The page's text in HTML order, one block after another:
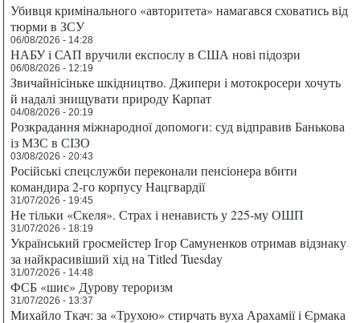
Убивця кримінального «авторитета» намагався сховатись від
тюрми в ЗСУ
06/08/2026 - 14:28
НАБУ і САП вручили експослу в США нові підозри
06/08/2026 - 12:19
Звичайнісіньке шкідництво. Джипери і мотокросери хочуть
й надалі знищувати природу Карпат
04/08/2026 - 20:19
Розкрадання міжнародної допомоги: суд відправив Банькова
із МЗС в СІЗО
03/08/2026 - 20:43
Російські спецслужби переконали пенсіонера вбити
командира 2-го корпусу Нацгвардії
31/07/2026 - 19:45
Не тільки «Скеля». Страх і ненависть у 225-му ОШП
31/07/2026 - 18:19
Український гросмейстер Ігор Самуненков отримав відзнаку
за найкрасивіший хід на Titled Tuesday
31/07/2026 - 14:48
ФСБ «шиє» Дурову тероризм
31/07/2026 - 13:37
Михайло Ткач: за «Трухою» стирчать вуха Арахамії і Єрмака